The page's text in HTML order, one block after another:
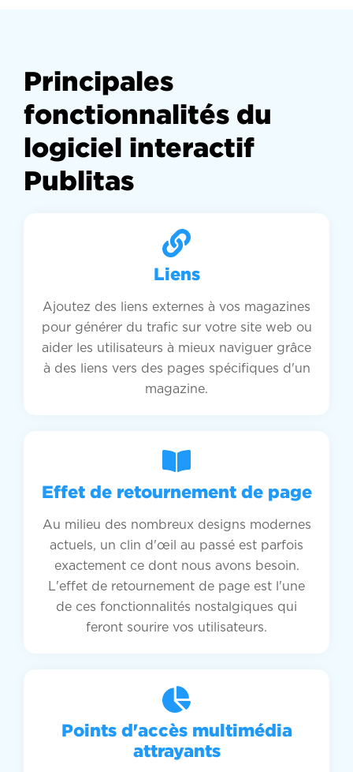
Principales
fonctionnalités du
logiciel interactif
Publitas
Liens
Ajoutez des liens externes à vos magazines
pour générer du trafic sur votre site web ou
aider les utilisateurs à mieux naviguer grâce
à des liens vers des pages spécifiques d'un
magazine.
Effet de retournement de page
Au milieu des nombreux designs modernes
actuels, un clin d'œil au passé est parfois
exactement ce dont nous avons besoin.
L'effet de retournement de page est l'une
de ces fonctionnalités nostalgiques qui
feront sourire vos utilisateurs.
Points d'accès multimédia
attrayants